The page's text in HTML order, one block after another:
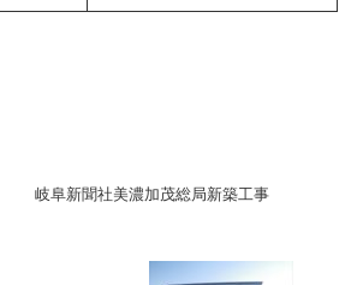
岐阜新聞社美濃加茂総局新築工事